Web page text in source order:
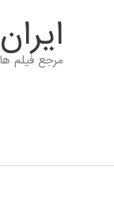
مرجع فیلم